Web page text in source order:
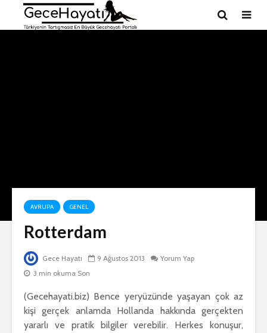
AVRUPA GENEL
Rotterdam
Gece Hayatı 9 Ağustos 2013
Yorum Yap
3 min okuma Son
(Gecehayati.biz) Bence yeryüzünde yaşayan çok az
kişi gerçek anlamda Hollanda hakkında gerçekten
yararlı ve pratik bilgiler verebilir. Herkes konuşur,